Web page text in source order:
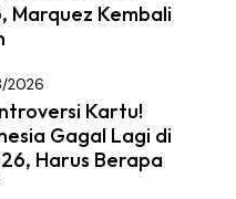
Marquez Kembali
2026
Kartu!
Gagal Lagi di
Harus Berapa